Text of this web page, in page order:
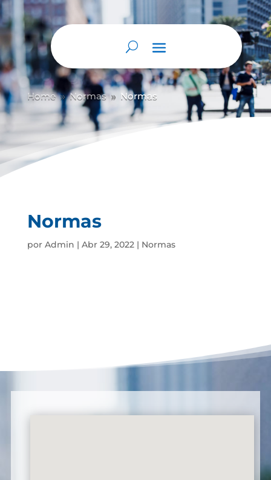
Home 9 Normas 9 Normas
Normas
por Admin | Abr 29, 2022| Normas